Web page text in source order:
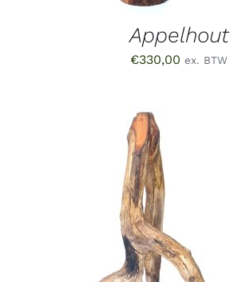
Appelhout
€330,00 ex. BTW
TOEVOEGEN AAN WINKELWAGEN
/